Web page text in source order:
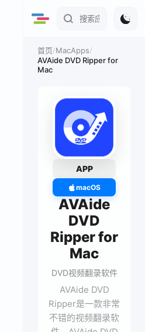
首页/MacApps/
AVAide DVD Ripper for
Mac
APP
macOS
AVAide
DVD
Ripper for
Mac
DVD视频翻录软件
AVAide DVD
Ripper是一款非常
不错的视频翻录软